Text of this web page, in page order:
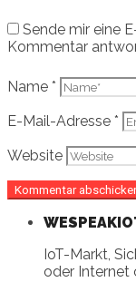
Sende mir eine
Kommentar
Name *
E-Mail-Adresse *
Website
IoT-Markt,
oder Internet